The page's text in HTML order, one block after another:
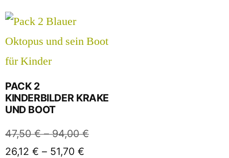
PACK 2
KINDERBILDER KRAKE
UND BOOT
47,50€ –94,00€
26,12 € – 51,70 €